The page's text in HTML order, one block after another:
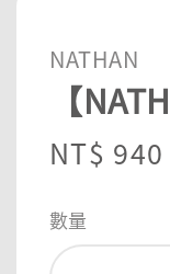
NATHAN
【
Sale
NT$ 940
數量